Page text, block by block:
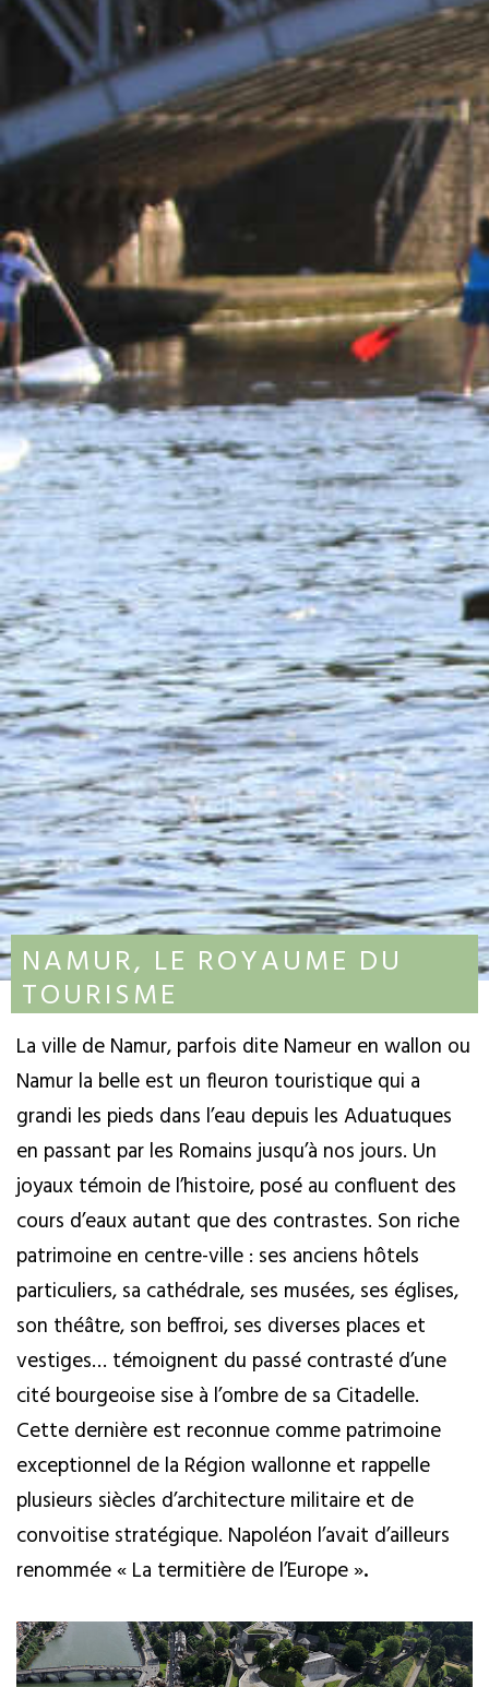
NAMUR, LE ROYAUME DU
TOURISME
La ville de Namur, parfois dite Nameur en wallon ou
Namur la belle est un fleuron touristique qui a
grandi les pieds dans l’eau depuis les Aduatuques
en passant par les Romains jusqu’à nos jours. Un
joyaux témoin de l’histoire, posé au confluent des
cours d’eaux autant que des contrastes. Son riche
patrimoine en centre-ville : ses anciens hôtels
particuliers, sa cathédrale, ses musées, ses églises,
son théâtre, son beffroi, ses diverses places et
vestiges… témoignent du passé contrasté d’une
cité bourgeoise sise à l’ombre de sa Citadelle.
Cette dernière est reconnue comme patrimoine
exceptionnel de la Région wallonne et rappelle
plusieurs siècles d’architecture militaire et de
convoitise stratégique. Napoléon l’avait d’ailleurs
renommée « La termitière de l’Europe ».